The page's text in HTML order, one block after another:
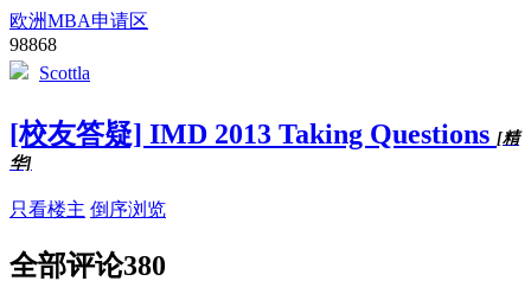
欧洲MBA申请区
98868
Scottla
[校友答疑] IMD 2013 Taking Questions [精
华]
只看楼主 倒序浏览
全部评论380